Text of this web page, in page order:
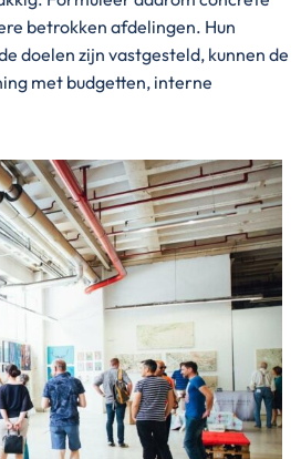
betrokken afdelingen. Hun
doelen zijn vastgesteld, kunnen de
met budgetten, interne